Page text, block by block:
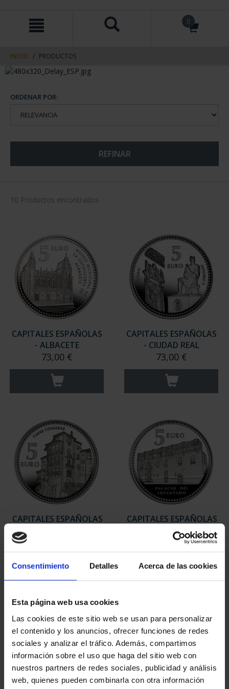
Consentimiento Detalles Acerca de las cookies
Esta página web usa cookies
Las cookies de este sitio web se usan para personalizar
el contenido y los anuncios, ofrecer funciones de redes
sociales y analizar el tráfico. Además, compartimos
información sobre el uso que haga del sitio web con
nuestros partners de redes sociales, publicidad y análisis
web, quienes pueden combinarla con otra información
contenido
navegacin
0
INICIO PRODUCTOS
ORDENAR POR:
REFINAR
10 Productos encontrados
CAPITALES ESPAÑOLAS
- ALBACETE
73,00 €
CAPITALES ESPAÑOLAS
- CIUDAD REAL
73,00 €
CAPITALES ESPAÑOLAS
CAPITALES ESPAÑOLAS
- GUADALAJARA
73,00 €